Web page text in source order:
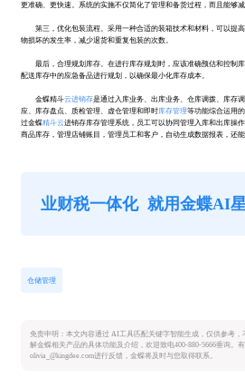
更准确、更快速。系统的实施不仅简化了管理和备货过程，而且能够减
第三，优化包装流程。采用一种合适的装箱技术和材料，可以提
物损坏的发生率，减少退货和重复包装的次数。
最后，合理规划库存。在进行库存规划时，应该准确预估和控制库
配送库存中的应急备品进行规划，以确保最小化库存成本。
金蝶精斗云进销存是通过入库业务、出库业务、仓库调拨、库存
应、库存盘点、质检管理、虚仓管理和即时 库存管理等功能综合运用
过金蝶精斗云进销存库存管理系统，员工可以协同管理入库和出库操
商品库存，管理店铺账目，管理员工和客户，自动生成数据报表，还能
业财税一体化 就用金蝶AI
仓储管理
免责申明：本文内容通过 AI工具匹配关键字智能生成，仅供参考
解金蝶相关产品的具体功能及介绍，欢迎致电400-880-5666垂询。
olivia_@kingdee.com进行反馈，金蝶将及时与您取得联系。